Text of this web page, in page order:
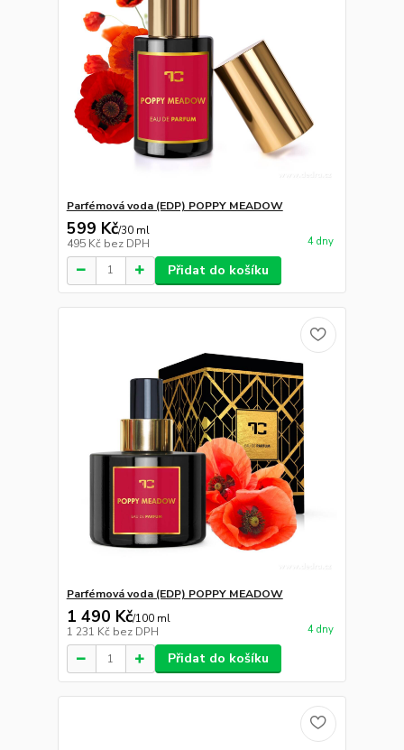
Parfémová voda (EDP) POPPY MEADOW
599 Kč/30 ml
495 Kč bez DPH 4 dny
Přidat do košíku
Parfémová voda (EDP) POPPY MEADOW
1 490 Kč/100 ml
1 231 Kč bez DPH 4 dny
Přidat do košíku